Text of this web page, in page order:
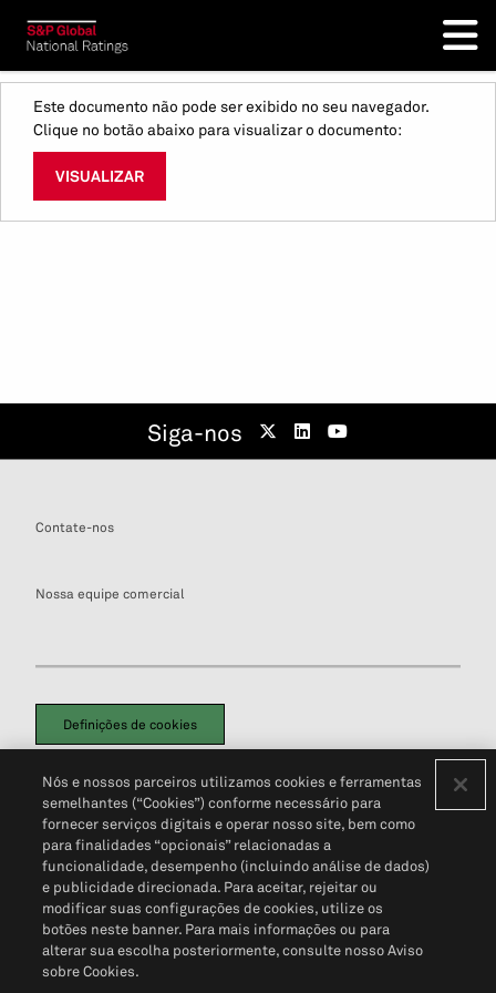
Este documento não pode ser exibido no seu navegador.
Clique no botão abaixo para visualizar o documento:
VISUALIZAR
Siga-nos
Contate-nos
Nossa equipe comercial
Definições de cookies
Política de PrivacidadePortal de privacidade do cliente (em inglês)
Não Venda Minhas Informações Pessoais© 2026 S&P Global
Nós e nossos parceiros utilizamos cookies e ferramentas
semelhantes (“Cookies”) conforme necessário para
fornecer serviços digitais e operar nosso site, bem como
para finalidades “opcionais” relacionadas a
funcionalidade, desempenho (incluindo análise de dados)
e publicidade direcionada. Para aceitar, rejeitar ou
modificar suas configurações de cookies, utilize os
botões neste banner. Para mais informações ou para
alterar sua escolha posteriormente, consulte nosso Aviso
sobre Cookies.